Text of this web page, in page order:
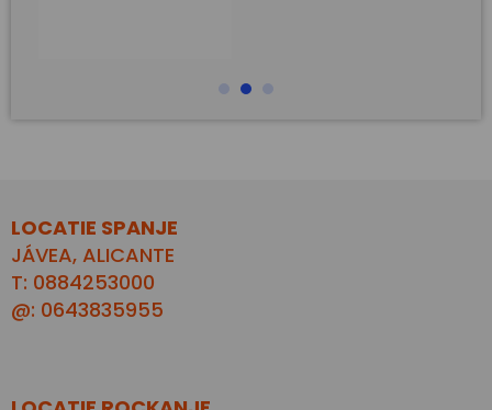
LOCATIE SPANJE
JÁVEA, ALICANTE
T: 0884253000
@: 0643835955